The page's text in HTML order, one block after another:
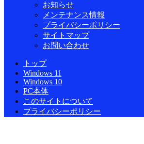
お知らせ
メンテナンス情報
プライバシーポリシー
サイトマップ
お問い合わせ
トップ
Windows 11
Windows 10
PC本体
このサイトについて
プライバシーポリシー